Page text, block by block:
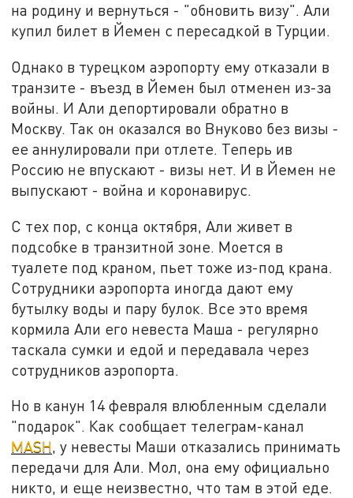
на родину и вернуться - "обновить визу". Али
купил билет в Йемен с пересадкой в Турции.
Однако в турецком аэропорту ему отказали в
транзите - въезд в Йемен был отменен из-за
войны. И Али депортировали обратно в
Москву. Так он оказался во Внуково без визы -
ее аннулировали при отлете. Теперь ив
Россию не впускают - визы нет. И в Йемен не
выпускают - война и коронавирус.
С тех пор, с конца октября, Али живет в
подсобке в транзитной зоне. Моется в
туалете под краном, пьет тоже из-под крана.
Сотрудники аэропорта иногда дают ему
бутылку воды и пару булок. Все это время
кормила Али его невеста Маша - регулярно
таскала сумки и едой и передавала через
сотрудников аэропорта.
Но в канун 14 февраля влюбленным сделали
"подарок". Как сообщает телеграм-канал
MASH, у невесты Маши отказались принимать
передачи для Али. Мол, она ему официально
никто, и еще неизвестно, что там в этой еде.